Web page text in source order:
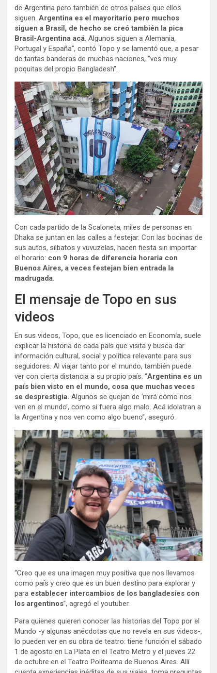
de Argentina pero también de otros países que ellos
siguen. Argentina es el mayoritario pero muchos
siguen a Brasil, de hecho se creó también la pica
Brasil-Argentina acá. Algunos siguen a Alemania,
Portugal y España”, contó Topo y se lamentó que, a pesar
de tantas banderas de muchas naciones, “ves muy
poquitas del propio Bangladesh”.
Con cada partido de la Scaloneta, miles de personas en
Dhaka se juntan en las calles a festejar. Con las bocinas de
sus autos, silbatos y vuvuzelas, hacen fiesta sin importar
el horario: con 9 horas de diferencia horaria con
Buenos Aires, a veces festejan bien entrada la
madrugada.
El mensaje de Topo en sus
videos
En sus videos, Topo, que es licenciado en Economía, suele
explicar la historia de cada país que visita y busca dar
información cultural, social y política relevante para sus
seguidores. Al viajar tanto por el mundo, también puede
ver con cierta distancia a su propio país. “Argentina es un
país bien visto en el mundo, cosa que muchas veces
se desprestigia. Algunos se quejan de ‘mirá cómo nos
ven en el mundo’, como si fuera algo malo. Acá idolatran a
la Argentina y nos ven como algo bueno”, aseguró.
“Creo que es una imagen muy positiva que nos llevamos
como país y creo que es un buen destino para explorar y
para establecer intercambios de los bangladesíes con
los argentinos”, agregó el youtuber.
Para quienes quieren conocer las historias del Topo por el
Mundo -y algunas anécdotas que no revela en sus videos-,
lo pueden ver en su obra de teatro: tiene función el sábado
1 de agosto en La Plata en el Teatro Metro y el jueves 22
de octubre en el Teatro Politeama de Buenos Aires. Allí